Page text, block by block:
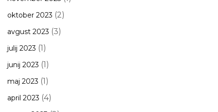
oktober 2023 (2)
avgust 2023 (3)
julij 2023 (1)
junij 2023 (1)
maj 2023 (1)
april 2023 (4)